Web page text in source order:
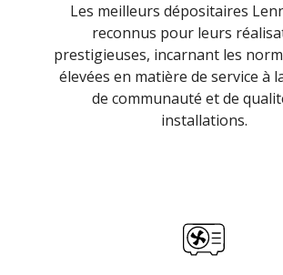
Les meilleurs dépositaires
reconnus pour leurs
prestigieuses, incarnant les
élevées en matière de service à
de communauté et de
installations.